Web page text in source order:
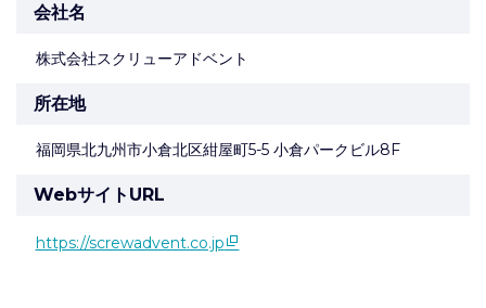
会社名
株式会社スクリューアドベント
所在地
福岡県北九州市小倉北区紺屋町5-5 小倉パークビル8F
WebサイトURL
https://screwadvent.co.jp